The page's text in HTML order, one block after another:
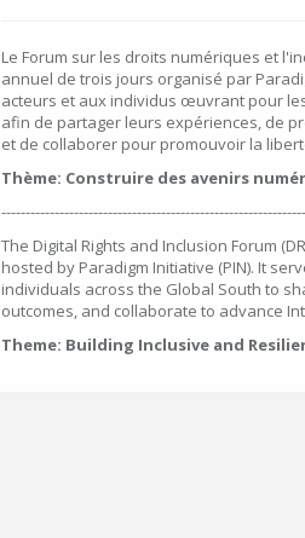
Le Forum sur les droits numériques et
annuel de trois jours organisé par
acteurs et aux individus œuvrant pour
afin de partager leurs expériences, de
et de collaborer pour promouvoir la
Thème: Construire des avenirs
The Digital Rights and Inclusion Forum
hosted by Paradigm Initiative (PIN). It
individuals across the Global South to
outcomes, and collaborate to advance
Theme: Building Inclusive and